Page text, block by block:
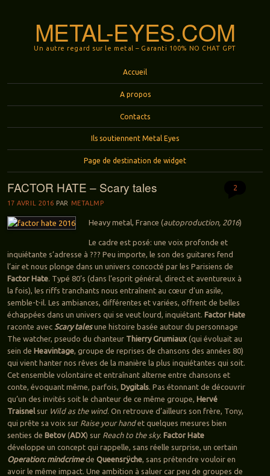
METAL-EYES.COM
Un autre regard sur le metal – Garanti 100% NO CHAT GPT
Accueil
A propos
Contacts
Ils soutiennent Metal Eyes
Page de destination de widget
FACTOR HATE – Scary tales
17 AVRIL 2016 PAR METALMP
2
Heavy metal, France (autoproduction, 2016)
Le cadre est posé: une voix profonde et
inquiétante s’adresse à ??? Peu importe, le son des guitares fend
l’air et nous plonge dans un univers concocté par les Parisiens de
Factor Hate. Typé 80’s (dans l’esprit général, direct et aventureux à
la fois), les riffs tranchants nous entraînent au cœur d’un asile,
semble-t-il. Les ambiances, différentes et variées, offrent de belles
échappées dans un univers qui se veut lourd, inquiétant. Factor Hate
raconte avec Scary talesune histoire basée autour du personnage
The watcher, pseudo du chanteur Thierry Grumiaux(qui évoluait au
sein de Heavintage, groupe de reprises de chansons des années 80)
qui vient hanter nos rêves de la manière la plus inquiétantes qui soit.
Cet ensemble volontaire et entraînant alterne entre chansons et
conte, évoquant même, parfois, Dygitals. Pas étonnant de découvrir
qu’un des invités soit le chanteur de ce même groupe, Hervé
Traisnelsur Wild as the wind. On retrouve d’ailleurs son frère, Tony,
qui prête sa voix sur Raise your handet quelques mesures bien
senties de Betov(ADX) sur Reach to the sky. Factor Hate
développe un concept qui rappelle, sans réelle surprise, un certain
Operation: mindcrimede Queensrÿche, sans prétendre vouloir en
avoir le même impact. Une ambition à saluer car peu de groupes de